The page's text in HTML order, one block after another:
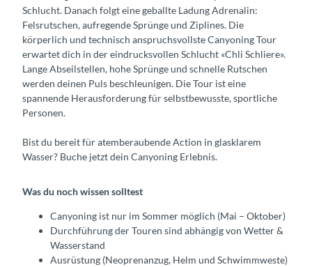
Schlucht. Danach folgt eine geballte Ladung Adrenalin:
Felsrutschen, aufregende Sprünge und Ziplines. Die
körperlich und technisch anspruchsvollste Canyoning Tour
erwartet dich in der eindrucksvollen Schlucht «Chli Schliere».
Lange Abseilstellen, hohe Sprünge und schnelle Rutschen
werden deinen Puls beschleunigen. Die Tour ist eine
spannende Herausforderung für selbstbewusste, sportliche
Personen.
Bist du bereit für atemberaubende Action in glasklarem
Wasser? Buche jetzt dein Canyoning Erlebnis.
Was du noch wissen solltest
Canyoning ist nur im Sommer möglich (Mai – Oktober)
Durchführung der Touren sind abhängig von Wetter &
Wasserstand
Ausrüstung (Neoprenanzug, Helm und Schwimmweste)